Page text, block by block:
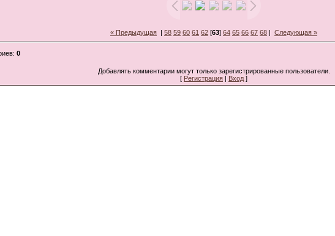
« Предыдущая | 58 59 60 61 62 [63] 64 65 66 67 68 | Следующая »
: 0
Добавлять комментарии могут только зарегистрированные пользователи.
[ Регистрация Вход ]